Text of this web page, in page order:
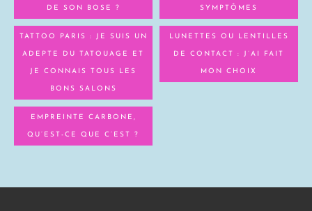
DE SON BOSE ? SYMPTÔMES
TATTOO PARIS : JE SUIS UN
ADEPTE DU TATOUAGE ET
JE CONNAIS TOUS LES
BONS SALONS
LUNETTES OU LENTILLES
DE CONTACT : J’AI FAIT
MON CHOIX
EMPREINTE CARBONE,
QU’EST-CE QUE C’EST ?